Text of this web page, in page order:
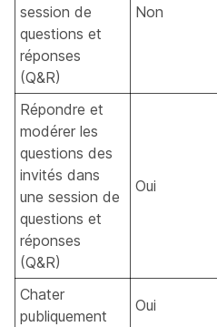
session de
questions et
réponses
(Q&R)
Non
Répondre et
modérer les
questions des
invités dans
une session de
questions et
réponses
(Q&R)
Oui
Chater
publiquement
Oui